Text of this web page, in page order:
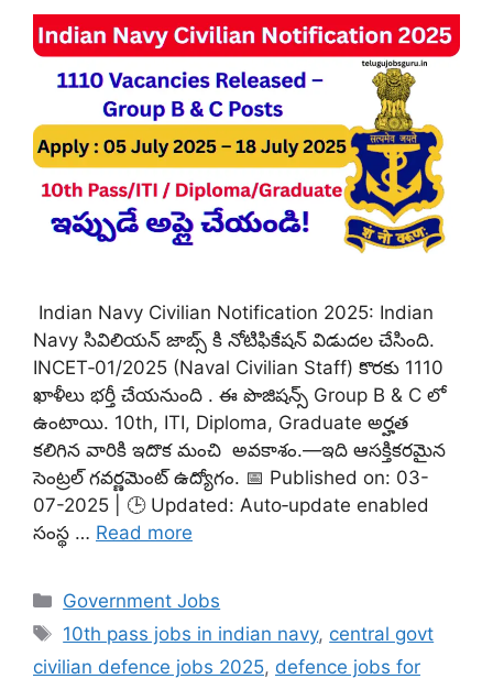
Indian Navy Civilian Notification 2025: Indian
Navy సివిలియన్ జాబ్స్ కి నోటిఫికేషన్ విడుదల చేసింది.
INCET‑01/2025 (Naval Civilian Staff) కొరకు 1110
ఖాళీలు భర్తీ చేయనుంది . ఈ పొజిషన్స్ Group B & C లో
ఉంటాయి. 10th, ITI, Diploma, Graduate అర్హత
కలిగిన వారికి ఇదొక మంచి అవకాశం.—ఇది ఆసక్తికరమైన
సెంట్రల్ గవర్ణమెంట్ ఉద్యోగం. 📅 Published on: 03-
07-2025 | 🕒 Updated: Auto‑update enabled
సంస్థ … Read more
Categories
Government Jobs
Tags
10th pass jobs in indian navy, central govt
civilian defence jobs 2025, defence jobs for